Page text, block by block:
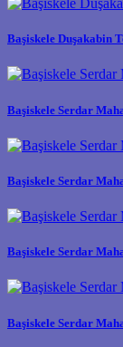
Başiskele Duşakabin
Başiskele Serdar
Başiskele Serdar
Başiskele Serdar
Başiskele Serdar